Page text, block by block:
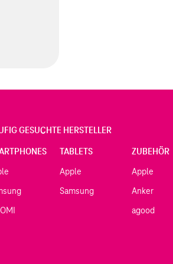
GESUCHTE HERSTELLER
TABLETS
Apple
Samsung
ZUBEHÖR
Apple
Anker
agood